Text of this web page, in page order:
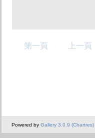
第一頁 上一頁
Powered by Gallery 3.0.9 (Chartres)